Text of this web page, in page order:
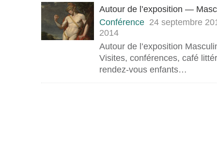
Autour de l’exposition —
Conférence 24 septembre
2014
Autour de l’exposition
Visites, conférences, café
rendez-vous enfants…